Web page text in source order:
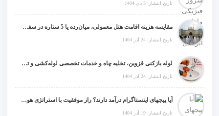
تاریخ انتشار: 3 دی 1404
مقایسه هزینه اقامت هتل معمولی، میان‌رده یا 5 ستاره در سفر زیارتی عراق
تاریخ انتشار: 24 آذر 1404
لوله بازکنی قزوین، تخلیه چاه و خدمات تخصصی لوله‌کشی و تشخیص ترکیدگی
تاریخ انتشار: 24 آذر 1404
آیا پیجهای اینستاگرام درآمد دارند؟ راز موفقیت با استراتژی هوشمندانه
تاریخ انتشار: 19 آذر 1404